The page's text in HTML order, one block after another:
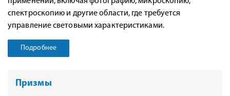
спектроскопию и другие области, где требуется
управление световыми характеристиками.
Подробнее
Призмы